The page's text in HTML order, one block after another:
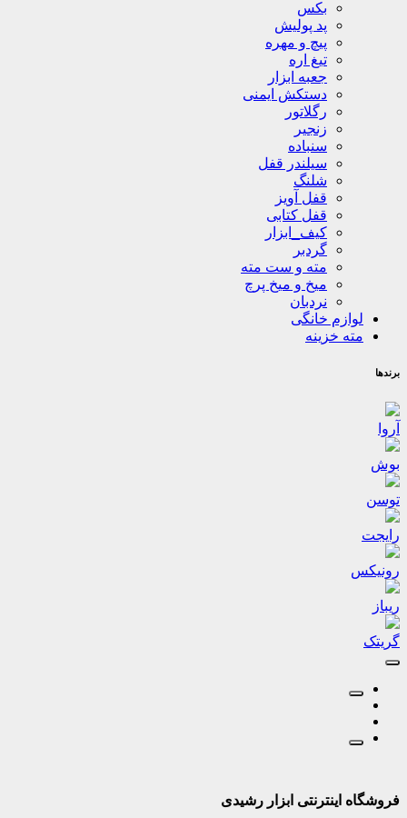
بکس
پد پولیش
پیچ و مهره
تیغ اره
جعبه ابزار
دستکش ایمنی
رگلاتور
زنجیر
سنباده
سیلندر قفل
شلنگ
قفل آویز
قفل کتابی
کیف_ابزار
گردبر
مته و ست مته
میخ و میخ پرچ
نردبان
لوازم خانگی
مته خزینه
برندها
آروا
بوش
توسن
رایجت
رونیکس
ریباز
گریتک
فروشگاه اینترنتی ابزار رشیدی